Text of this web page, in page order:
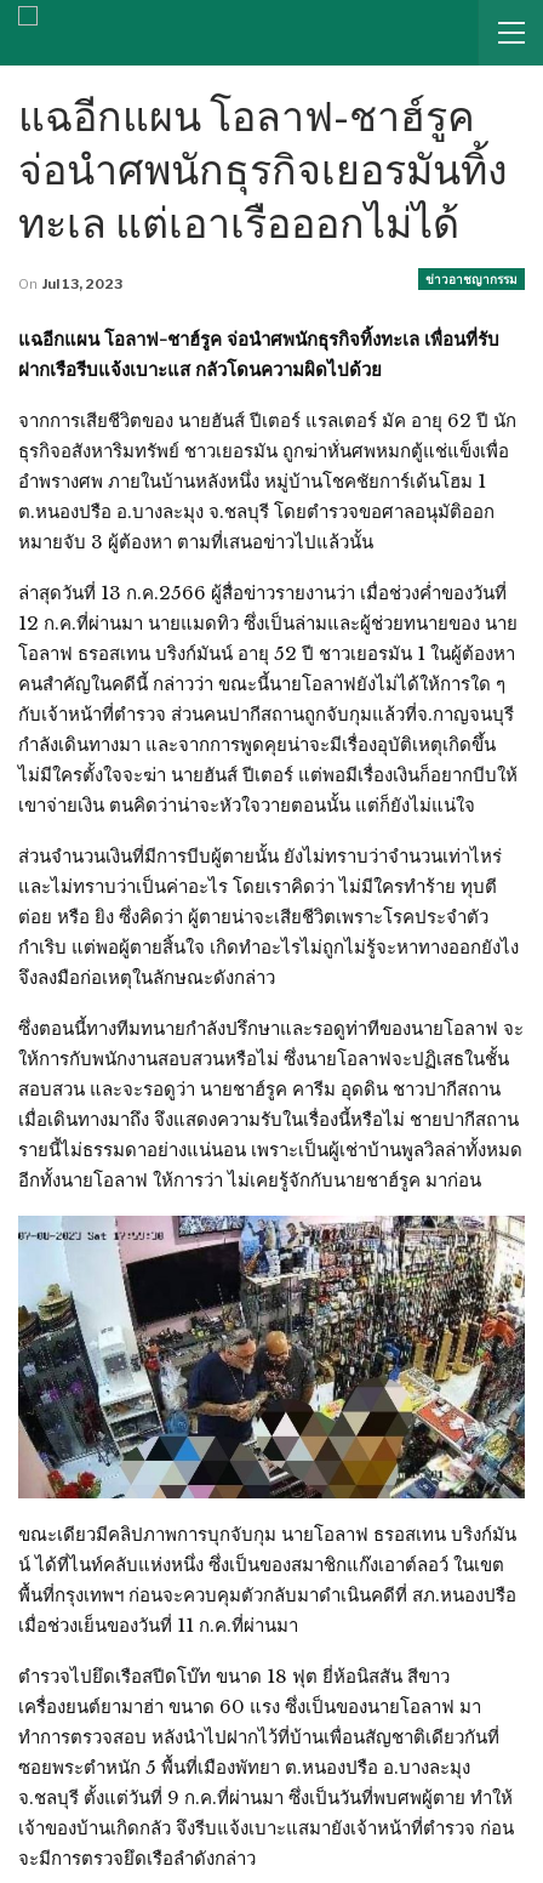
แฉอีกแผน โอลาฟ-ชาฮ์รูค
จ่อนำศพนักธุรกิจเยอรมันทิ้ง
ทะเล แต่เอาเรือออกไม่ได้
ข่าวอาชญากรรม
On Jul 13, 2023
แฉอีกแผน โอลาฟ-ชาฮ์รูค จ่อนำศพนักธุรกิจทิ้งทะเล เพื่อนที่รับ
ฝากเรือรีบแจ้งเบาะแส กลัวโดนความผิดไปด้วย
จากการเสียชีวิตของ นายฮันส์ ปีเตอร์ แรลเตอร์ มัค อายุ 62 ปี นัก
ธุรกิจอสังหาริมทรัพย์ ชาวเยอรมัน ถูกฆ่าหั่นศพหมกตู้แช่แข็งเพื่อ
อำพรางศพ ภายในบ้านหลังหนึ่ง หมู่บ้านโชคชัยการ์เด้นโฮม 1
ต.หนองปรือ อ.บางละมุง จ.ชลบุรี โดยตำรวจขอศาลอนุมัติออก
หมายจับ 3 ผู้ต้องหา ตามที่เสนอข่าวไปแล้วนั้น
ล่าสุดวันที่ 13 ก.ค.2566 ผู้สื่อข่าวรายงานว่า เมื่อช่วงค่ำของวันที่
12 ก.ค.ที่ผ่านมา นายแมดทิว ซึ่งเป็นล่ามและผู้ช่วยทนายของ นาย
โอลาฟ ธรอสเทน บริงก์มันน์ อายุ 52 ปี ชาวเยอรมัน 1 ในผู้ต้องหา
คนสำคัญในคดีนี้ กล่าวว่า ขณะนี้นายโอลาฟยังไม่ได้ให้การใด ๆ
กับเจ้าหน้าที่ตำรวจ ส่วนคนปากีสถานถูกจับกุมแล้วที่จ.กาญจนบุรี
กำลังเดินทางมา และจากการพูดคุยน่าจะมีเรื่องอุบัติเหตุเกิดขึ้น
ไม่มีใครตั้งใจจะฆ่า นายฮันส์ ปีเตอร์ แต่พอมีเรื่องเงินก็อยากบีบให้
เขาจ่ายเงิน ตนคิดว่าน่าจะหัวใจวายตอนนั้น แต่ก็ยังไม่แน่ใจ
ส่วนจำนวนเงินที่มีการบีบผู้ตายนั้น ยังไม่ทราบว่าจำนวนเท่าไหร่
และไม่ทราบว่าเป็นค่าอะไร โดยเราคิดว่า ไม่มีใครทำร้าย ทุบตี
ต่อย หรือ ยิง ซึ่งคิดว่า ผู้ตายน่าจะเสียชีวิตเพราะโรคประจำตัว
กำเริบ แต่พอผู้ตายสิ้นใจ เกิดทำอะไรไม่ถูกไม่รู้จะหาทางออกยังไง
จึงลงมือก่อเหตุในลักษณะดังกล่าว
ซึ่งตอนนี้ทางทีมทนายกำลังปรึกษาและรอดูท่าทีของนายโอลาฟ จะ
ให้การกับพนักงานสอบสวนหรือไม่ ซึ่งนายโอลาฟจะปฏิเสธในชั้น
สอบสวน และจะรอดูว่า นายชาฮ์รูค คารีม อุดดิน ชาวปากีสถาน
เมื่อเดินทางมาถึง จึงแสดงความรับในเรื่องนี้หรือไม่ ชายปากีสถาน
รายนี้ไม่ธรรมดาอย่างแน่นอน เพราะเป็นผู้เช่าบ้านพูลวิลล่าทั้งหมด
อีกทั้งนายโอลาฟ ให้การว่า ไม่เคยรู้จักกับนายชาฮ์รูค มาก่อน
ขณะเดียวมีคลิปภาพการบุกจับกุม นายโอลาฟ ธรอสเทน บริงก์มัน
น์ ได้ที่ไนท์คลับแห่งหนึ่ง ซึ่งเป็นของสมาชิกแก๊งเอาต์ลอว์ ในเขต
พื้นที่กรุงเทพฯ ก่อนจะควบคุมตัวกลับมาดำเนินคดีที่ สภ.หนองปรือ
เมื่อช่วงเย็นของวันที่ 11 ก.ค.ที่ผ่านมา
ตำรวจไปยึดเรือสปีดโบ๊ท ขนาด 18 ฟุต ยี่ห้อนิสสัน สีขาว
เครื่องยนต์ยามาฮ่า ขนาด 60 แรง ซึ่งเป็นของนายโอลาฟ มา
ทำการตรวจสอบ หลังนำไปฝากไว้ที่บ้านเพื่อนสัญชาติเดียวกันที่
ซอยพระตำหนัก 5 พื้นที่เมืองพัทยา ต.หนองปรือ อ.บางละมุง
จ.ชลบุรี ตั้งแต่วันที่ 9 ก.ค.ที่ผ่านมา ซึ่งเป็นวันที่พบศพผู้ตาย ทำให้
เจ้าของบ้านเกิดกลัว จึงรีบแจ้งเบาะแสมายังเจ้าหน้าที่ตำรวจ ก่อน
จะมีการตรวจยึดเรือลำดังกล่าว